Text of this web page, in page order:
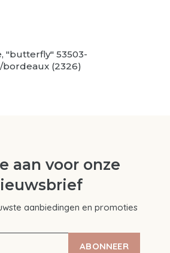
"butterfly" 53503-
bordeaux (2326)
aan voor onze
aanbiedingen en promoties
ABONNEER